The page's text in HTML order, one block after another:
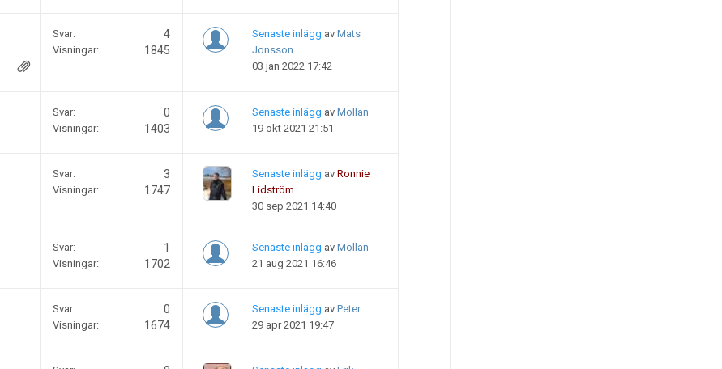
Svar: 4
Visningar: 1845
Senaste inlägg av Mats
Jonsson
03 jan 2022 17:42
Svar: 0
Visningar: 1403
Senaste inlägg av Mollan
19 okt 2021 21:51
Svar: 3
Visningar: 1747
Senaste inlägg av Ronnie
Lidström
30 sep 2021 14:40
Svar: 1
Visningar: 1702
Senaste inlägg av Mollan
21 aug 2021 16:46
Svar: 0
Visningar: 1674
Senaste inlägg av Peter
29 apr 2021 19:47